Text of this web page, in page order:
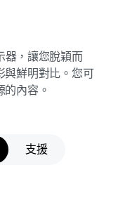
器，讓您脫穎而
與鮮明對比。您可
內容。
支援